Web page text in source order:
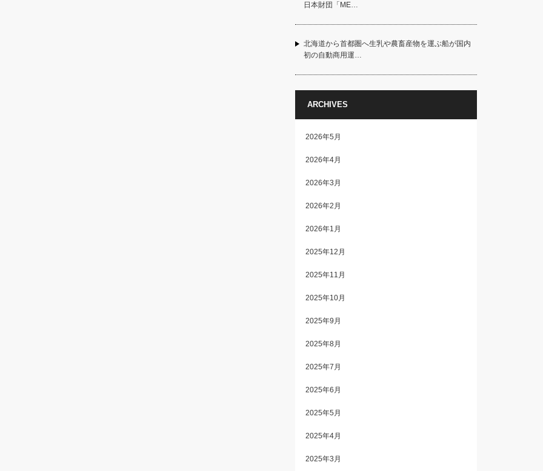
日本財団「ME…
北海道から首都圏へ生乳や農畜産物を運ぶ船が国内
初の自動商用運…
ARCHIVES
2026年5月
2026年4月
2026年3月
2026年2月
2026年1月
2025年12月
2025年11月
2025年10月
2025年9月
2025年8月
2025年7月
2025年6月
2025年5月
2025年4月
2025年3月